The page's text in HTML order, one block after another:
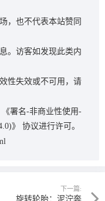
，也不代表本站赞同
。访客如发现此类内
性失效或不可用，请
《署名-非商业性使用-
》
协议进行许可。
下一篇:
旋转轮胎：泥泞奔